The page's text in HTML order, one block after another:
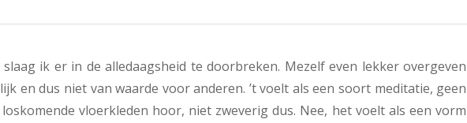
ik er in de alledaagsheid te doorbreken. Mezelf even lekker overgeven
en dus niet van waarde voor anderen. ’t voelt als een soort meditatie, geen
vloerkleden hoor, niet zweverig dus. Nee, het voelt als een vorm